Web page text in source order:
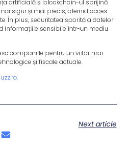
artificială și blockchain-ul sprijină
sigur și mai precis, oferind acces
În plus, securitatea sporită a datelor
informațiile sensibile într-un mediu
companiile pentru un viitor mai
și fiscale actuale.
.
Next article